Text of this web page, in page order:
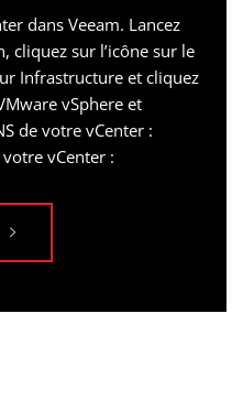
dans Veeam. Lancez
cliquez sur l’icône sur le
Infrastructure et cliquez
vSphere et
de votre vCenter :
vCenter :